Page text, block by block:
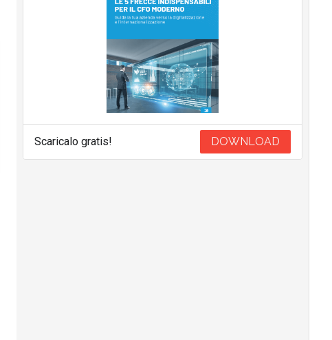
Scaricalo gratis! DOWNLOAD